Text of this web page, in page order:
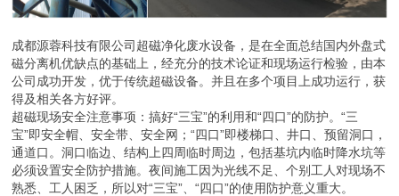
成都源蓉科技有限公司超磁净化废水设备，是在全面总结国内外盘式
磁分离机优缺点的基础上，经充分的技术论证和现场运行检验，由本
公司成功开发，优于传统超磁设备。并且在多个项目上成功运行，获
得及相关各方好评。
超磁现场安全注意事项：搞好“三宝”的利用和“四口”的防护。“三
宝”即安全帽、安全带、安全网；“四口”即楼梯口、井口、预留洞口，
通道口。洞口临边、结构上四周临时周边，包括基坑内临时降水坑等
必须设置安全防护措施。夜间施工因为光线不足、个别工人对现场不
熟悉、工人困乏，所以对“三宝”、“四口”的使用防护意义重大。